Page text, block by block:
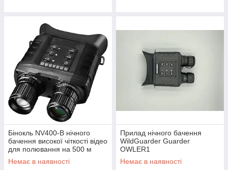
Бінокль NV400-B нічного
бачення високої чіткості відео
для полювання на 500 м
WildGuarder Guarder
OWLER1
Немає в наявності
Прилад нічного бачення
WildGuarder Guarder
OWLER1
Немає в наявності